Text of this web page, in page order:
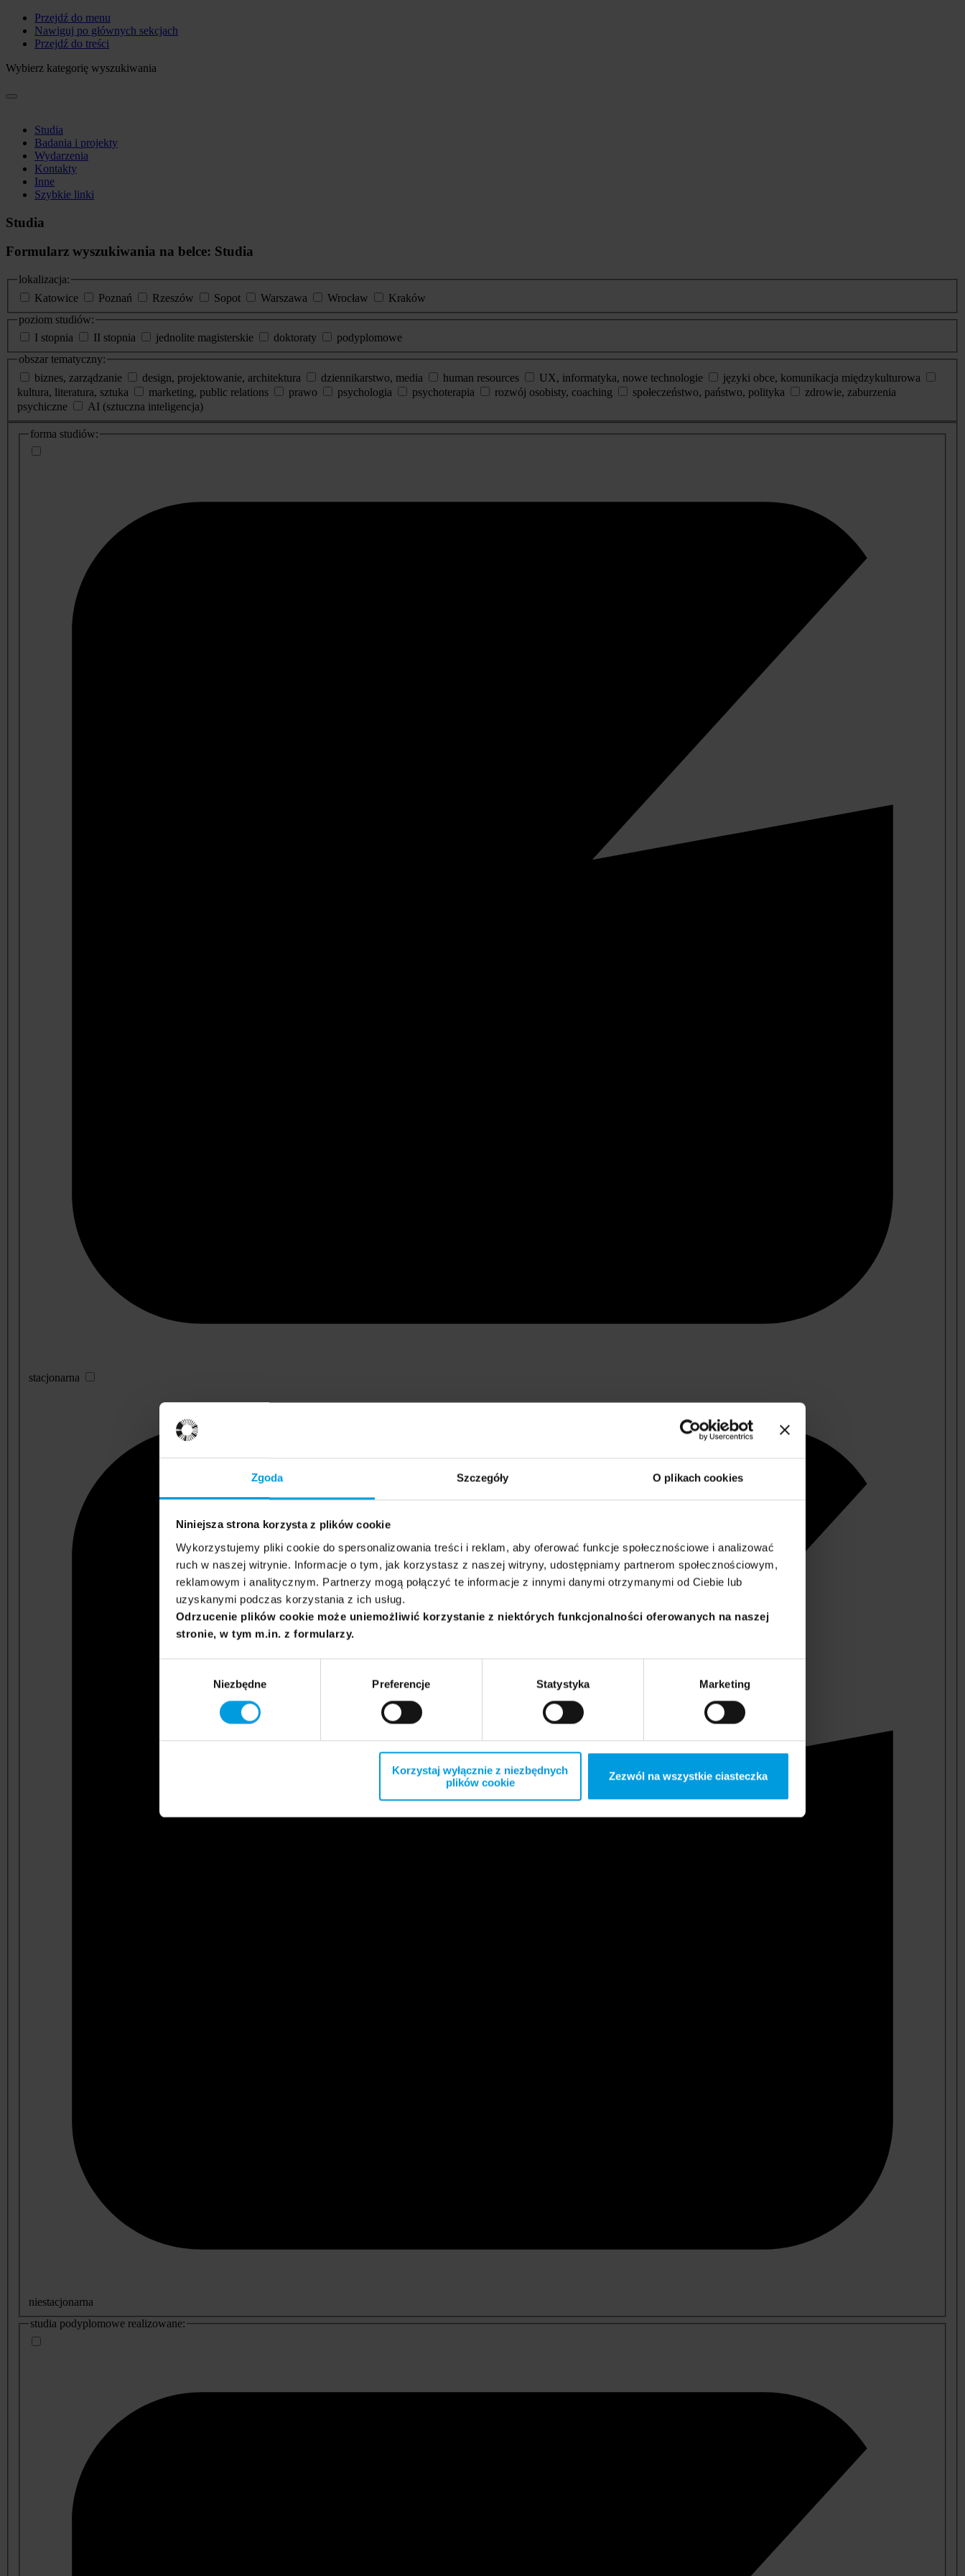
Zgoda Szczegóły O plikach cookies
Niniejsza strona korzysta z plików cookie
Wykorzystujemy pliki cookie do spersonalizowania treści i reklam, aby oferować funkcje społecznościowe i analizować
ruch w naszej witrynie. Informacje o tym, jak korzystasz z naszej witryny, udostępniamy partnerom społecznościowym,
reklamowym i analitycznym. Partnerzy mogą połączyć te informacje z innymi danymi otrzymanymi od Ciebie lub
uzyskanymi podczas korzystania z ich usług.
Odrzucenie plików cookie może uniemożliwić korzystanie z niektórych funkcjonalności oferowanych na naszej
stronie, w tym m.in. z formularzy.
Niezbędne Preferencje Statystyka Marketing
Korzystaj wyłącznie z niezbędnych
plików cookie
Zezwól na wszystkie ciasteczka
Przejdź do menu
Nawiguj po głównych sekcjach
Przejdź do treści
Wybierz kategorię wyszukiwania
Studia
Badania i projekty
Wydarzenia
Kontakty
Inne
Szybkie linki
Studia
Formularz wyszukiwania na belce: Studia
lokalizacja:
Katowice
Poznań Rzeszów Sopot Warszawa Wrocław
Kraków
poziom studiów:
I stopnia
II stopnia jednolite magisterskie doktoraty
podyplomowe
obszar tematyczny:
biznes, zarządzanie
design, projektowanie, architektura dziennikarstwo, media human resources UX, informatyka, nowe technologie
języki obce, komunikacja międzykulturowa
kultura, literatura, sztuka
marketing, public relations prawo psychologia psychoterapia rozwój osobisty, coaching społeczeństwo, państwo, polityka
zdrowie, zaburzenia
psychiczne
AI (sztuczna inteligencja)
dodatkowe
informacje
forma studiów:
stacjonarna
niestacjonarna
studia podyplomowe realizowane: